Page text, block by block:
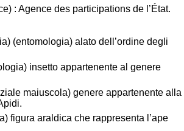
: Agence des participations de l’État.
(entomologia) alato dell’ordine degli
insetto appartenente al genere
maiuscola) genere appartenente alla
figura araldica che rappresenta l’ape